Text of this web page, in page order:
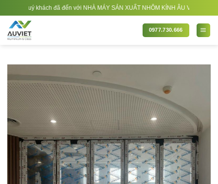
qua
nội
dung
quý khách đã đến với NHÀ MÁY SẢN XUẤT NHÔM KÍNH ÂU VIỆT. Nhà Sản
0977.730.666